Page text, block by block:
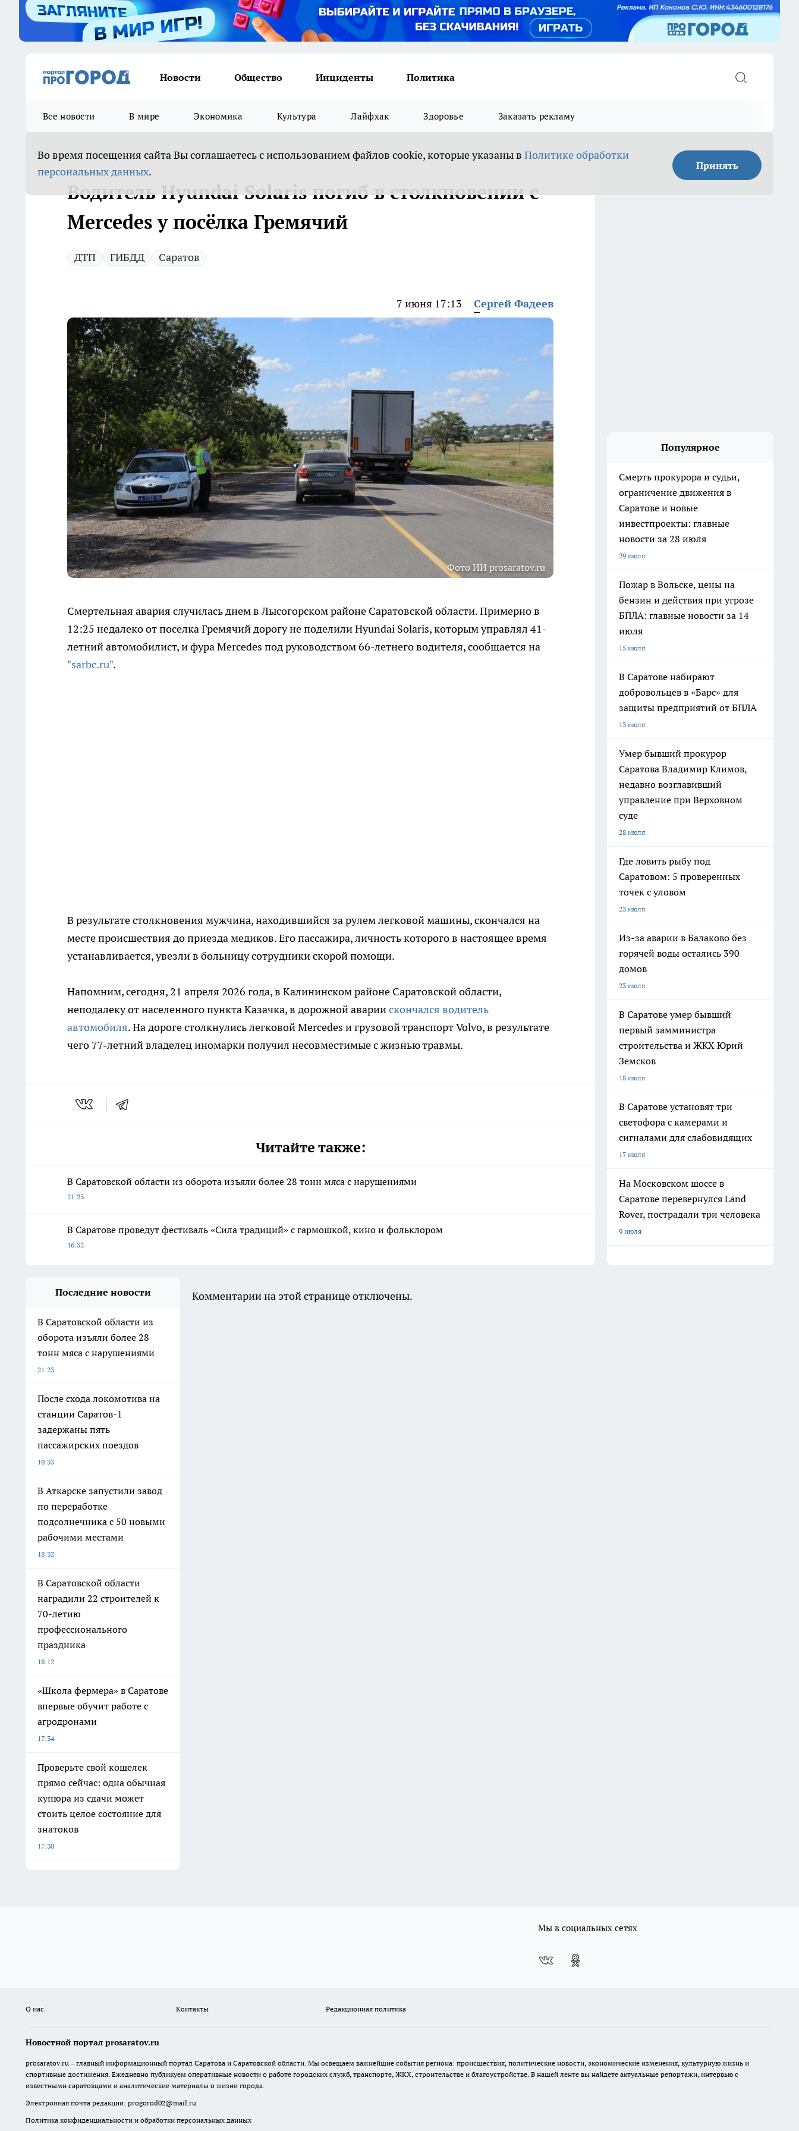
Новости Общество Инциденты Политика
Все новости В мире Экономика Культура Лайфхак Здоровье Заказать рекламу
Во время посещения сайта Вы соглашаетесь с использованием файлов cookie, которые указаны в Политике обработки
персональных данных. Принять
Водитель Hyundai Solaris погиб в столкновении с
Mercedes у посёлка Гремячий
ДТП ГИБДД Саратов
7 июня 17:13 Сергей Фадеев
Фото ИИ prosaratov.ru
Смертельная авария случилась днем в Лысогорском районе Саратовской области. Примерно в
12:25 недалеко от поселка Гремячий дорогу не поделили Hyundai Solaris, которым управлял 41-
летний автомобилист, и фура Mercedes под руководством 66-летнего водителя, сообщается на
"sarbc.ru".
В результате столкновения мужчина, находившийся за рулем легковой машины, скончался на
месте происшествия до приезда медиков. Его пассажира, личность которого в настоящее время
устанавливается, увезли в больницу сотрудники скорой помощи.
Напомним, сегодня, 21 апреля 2026 года, в Калининском районе Саратовской области,
неподалеку от населенного пункта Казачка, в дорожной авариискончался водитель
автомобиля. На дороге столкнулись легковой Mercedes и грузовой транспорт Volvo, в результате
чего 77-летний владелец иномарки получил несовместимые с жизнью травмы.
Читайте также:
В Саратовской области из оборота изъяли более 28 тонн мяса с нарушениями
21:23
В Саратове проведут фестиваль «Сила традиций» с гармошкой, кино и фольклором
16:32
Популярное
Смерть прокурора и судьи,
ограничение движения в
Саратове и новые
инвестпроекты: главные
новости за 28 июля
29 июля
Пожар в Вольске, цены на
бензин и действия при угрозе
БПЛА: главные новости за 14
июля
15 июля
В Саратове набирают
добровольцев в «Барс» для
защиты предприятий от БПЛА
13 июля
Умер бывший прокурор
Саратова Владимир Климов,
недавно возглавивший
управление при Верховном
суде
28 июля
Где ловить рыбу под
Саратовом: 5 проверенных
точек с уловом
23 июля
Из-за аварии в Балаково без
горячей воды остались 390
домов
23 июля
В Саратове умер бывший
первый замминистра
строительства и ЖКХ Юрий
Земсков
18 июля
В Саратове установят три
светофора с камерами и
сигналами для слабовидящих
17 июля
На Московском шоссе в
Саратове перевернулся Land
Rover, пострадали три человека
9 июля
Последние новости
В Саратовской области из
оборота изъяли более 28
тонн мяса с нарушениями
21:23
После схода локомотива на
станции Саратов-1
задержаны пять
пассажирских поездов
19:33
В Аткарске запустили завод
по переработке
подсолнечника с 50 новыми
рабочими местами
18:32
В Саратовской области
наградили 22 строителей к
70-летию
профессионального
праздника
18:12
«Школа фермера» в Саратове
впервые обучит работе с
агродронами
17:34
Проверьте свой кошелек
прямо сейчас: одна обычная
купюра из сдачи может
стоить целое состояние для
знатоков
17:30
Комментарии на этой странице отключены.
Мы в социальных сетях
О нас Контакты Редакционная политика
Новостной портал prosaratov.ru
prosaratov.ru – главный информационный портал Саратова и Саратовской области. Мы освещаем важнейшие события региона: происшествия, политические новости, экономические изменения, культурную жизнь и
спортивные достижения. Ежедневно публикуем оперативные новости о работе городских служб, транспорте, ЖКХ, строительстве и благоустройстве. В нашей ленте вы найдете актуальные репортажи, интервью с
известными саратовцами и аналитические материалы о жизни города.
Электронная почта редакции: progorod02@mail.ru
Политика конфиденциальности и обработки персональных данных